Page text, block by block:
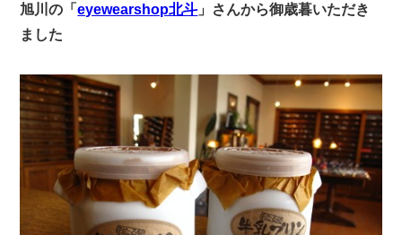
旭川の「eyewearshop北斗 」さんから御歳暮いただき
ました